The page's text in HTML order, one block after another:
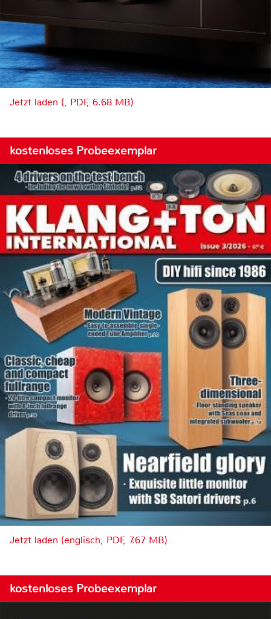
Jetzt laden (, PDF, 6.68 MB)
kostenloses Probeexemplar
Jetzt laden (englisch, PDF, 7.67 MB)
kostenloses Probeexemplar